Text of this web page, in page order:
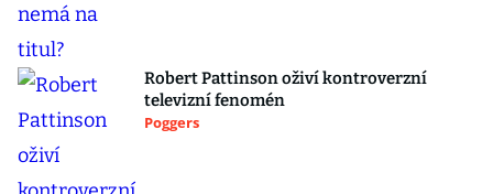
Robert Pattinson oživí kontroverzní
televizní fenomén
Poggers